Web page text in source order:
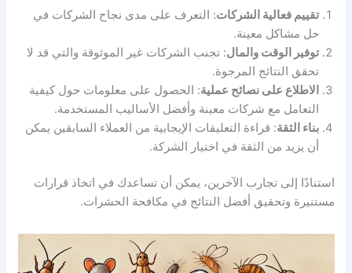
تقييم فعالية الشركات: التعرف على مدى نجاح الشركات في
حل مشاكل معينة.
توفير الوقت والمال: تجنب الشركات غير الموثوقة والتي قد لا
تحقق النتائج المرجوة.
الاطلاع على نصائح عملية: الحصول على معلومات حول كيفية
التعامل مع شركات معينة وأفضل الأساليب المستخدمة.
بناء الثقة: قراءة التعليقات الإيجابية من العملاء السابقين يمكن
أن يزيد من الثقة في اختيار الشركة.
استنادًا إلى تجارب الآخرين، يمكن أن تساعدك في اتخاذ قرارات
مستنيرة وتحقيق أفضل النتائج في مكافحة الحشرات.